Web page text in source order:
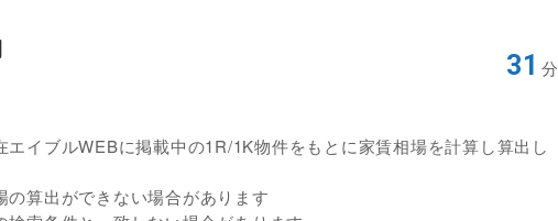
31 分
イブルWEBに掲載中の1R/1K物件をもとに家賃相場を計算し算出し
算出ができない場合があります